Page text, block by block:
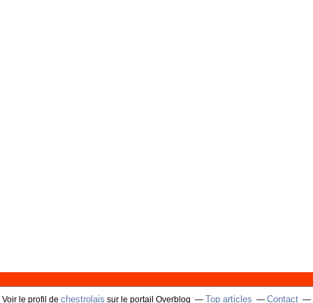
Voir le profil de chestrolais sur le portail Overblog Top articles Contact